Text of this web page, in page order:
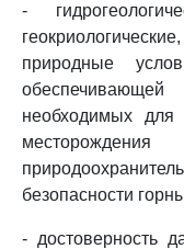
-
природные
необходимых для
безопасности
- достоверность